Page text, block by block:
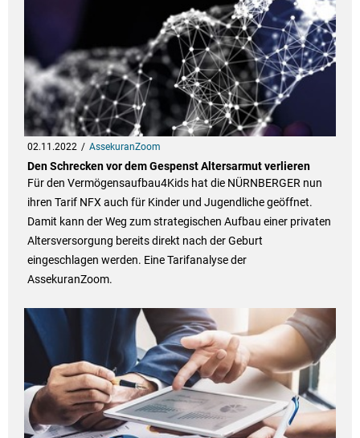
02.11.2022 AssekuranZoom
Den Schrecken vor dem Gespenst Altersarmut verlieren
Für den Vermögensaufbau4Kids hat die NÜRNBERGER nun
ihren Tarif NFX auch für Kinder und Jugendliche geöffnet.
Damit kann der Weg zum strategischen Aufbau einer privaten
Altersversorgung bereits direkt nach der Geburt
eingeschlagen werden. Eine Tarifanalyse der
AssekuranZoom.